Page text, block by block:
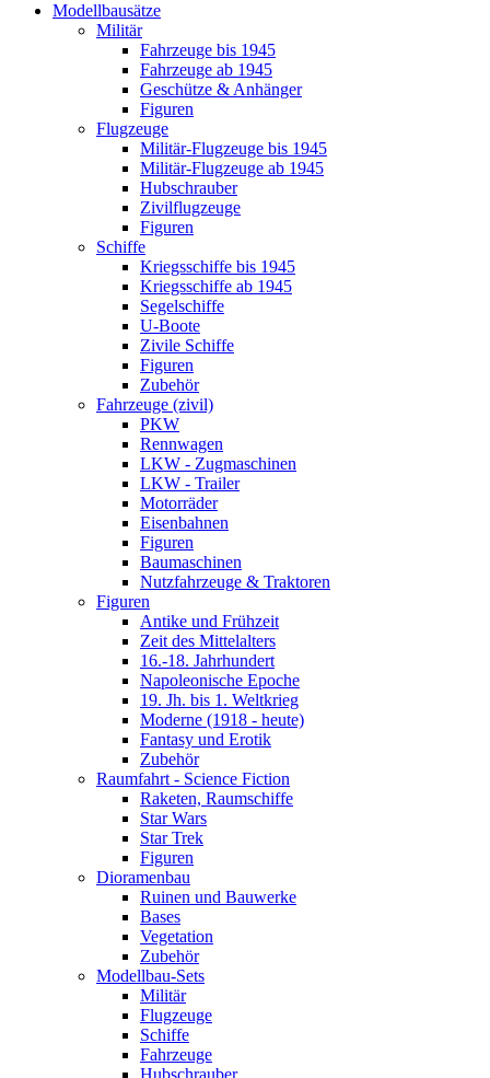
Modellbausätze
Militär
Fahrzeuge bis 1945
Fahrzeuge ab 1945
Geschütze & Anhänger
Figuren
Flugzeuge
Militär-Flugzeuge bis 1945
Militär-Flugzeuge ab 1945
Hubschrauber
Zivilflugzeuge
Figuren
Schiffe
Kriegsschiffe bis 1945
Kriegsschiffe ab 1945
Segelschiffe
U-Boote
Zivile Schiffe
Figuren
Zubehör
Fahrzeuge (zivil)
PKW
Rennwagen
LKW - Zugmaschinen
LKW - Trailer
Motorräder
Eisenbahnen
Figuren
Baumaschinen
Nutzfahrzeuge & Traktoren
Figuren
Antike und Frühzeit
Zeit des Mittelalters
16.-18. Jahrhundert
Napoleonische Epoche
19. Jh. bis 1. Weltkrieg
Moderne (1918 - heute)
Fantasy und Erotik
Zubehör
Raumfahrt - Science Fiction
Raketen, Raumschiffe
Star Wars
Star Trek
Figuren
Dioramenbau
Ruinen und Bauwerke
Bases
Vegetation
Zubehör
Modellbau-Sets
Militär
Flugzeuge
Schiffe
Fahrzeuge
Hubschrauber